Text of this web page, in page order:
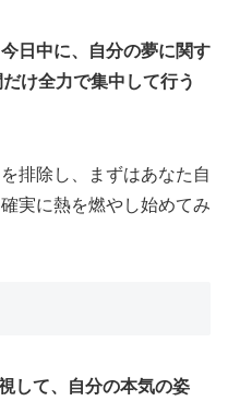
今日中に、自分の夢に関す
け全力で集中して行う
排除し、まずはあなた自
実に熱を燃やし始めてみ
して、自分の本気の姿